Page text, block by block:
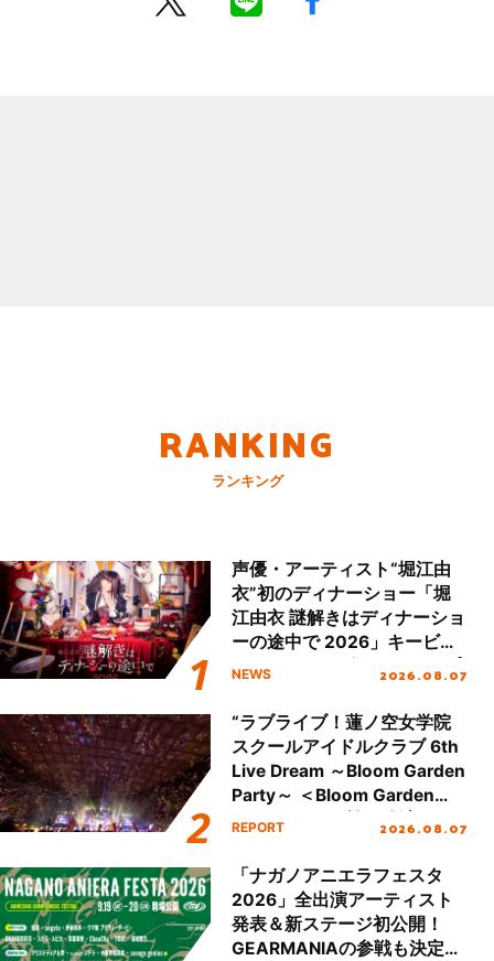
RANKING
ランキング
声優・アーティスト“堀江由
衣”初のディナーショー「堀
江由衣 謎解きはディナーショ
ーの途中で 2026」キービジ
ュアル＆グッズラインナップ
NEWS 2026.08.07
“ラブライブ！蓮ノ空女学院
スクールアイドルクラブ 6th
Live Dream ～Bloom Garden
Party～ ＜Bloom Garden
Party Stage／埼玉公演＞”
REPORT 2026.08.07
「ナガノアニエラフェスタ
2026」全出演アーティスト
発表＆新ステージ初公開！
GEARMANIAの参戦も決定